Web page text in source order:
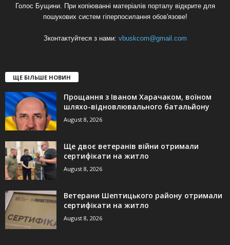
Голос Бущини. При копіюванні матеріалів порталу відкрите для
пошукових систем гіперпосилання обов'язове!
Зконтактуйтеся з нами: vbuskcom@gmail.com
ЩЕ БІЛЬШЕ НОВИН
Прощання з Іваном Харачаком, воїном
шляхо-відновлювального батальйону
August 8, 2026
Ще двоє ветеранів війни отримали
сертифікати на житло
August 8, 2026
Ветерани Шептицького району отримали
сертифікати на житло
August 8, 2026